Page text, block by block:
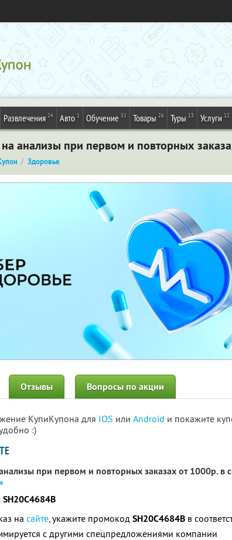
Развлечения 24 Авто 1 Обучение 31 Товары 26 Туры 13 Услуги 12
на анализы при первом и повторных
Здоровье
Отзывы Вопросы по акции
КупиКупона для IOS или Android и покажите
:)
при первом и повторных заказах от 1000р. в
SH20C4684B
на сайте, укажите промокод SH20C4684B в
с другими спецпредложениями компании